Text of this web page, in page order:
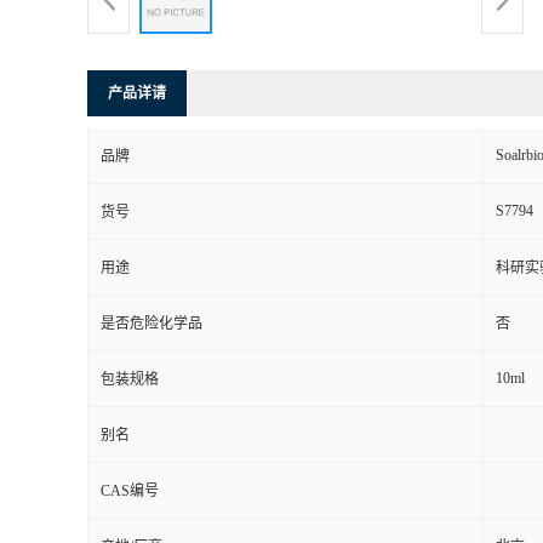
产品详请
品牌 Soalrbio
货号 S7794
用途 科研实
是否危险化学品 否
包装规格 10ml
别名
CAS编号